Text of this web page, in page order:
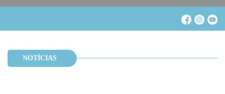
Oportunidades
Acesso
NOTÍCIAS